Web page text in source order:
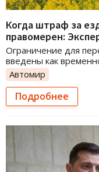
Когда штраф за
правомерен:
Ограничение для
введены как
Автомир
Подробнее